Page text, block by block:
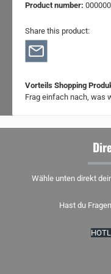
Product number:
Share this product:
Vorteils Shopping
Frag einfach nach, was
Wähle unten direkt
Hast du